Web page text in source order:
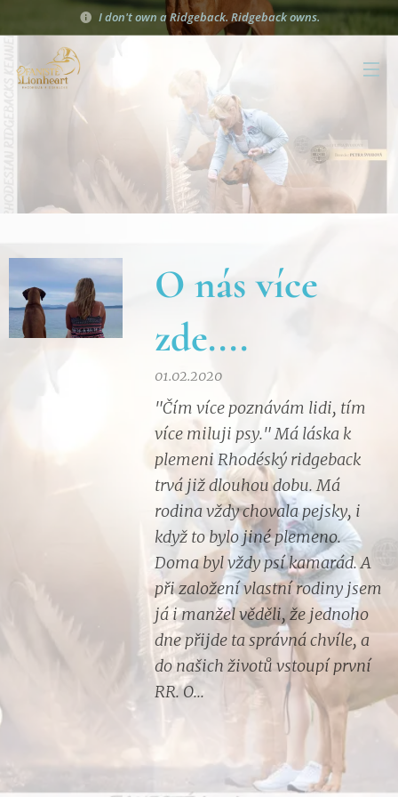
I don't own a Ridgeback. Ridgeback owns.
O nás více
zde....
01.02.2020
"Čím více poznávám lidi, tím
více miluji psy." Má láska k
plemeni Rhodéský ridgeback
trvá již dlouhou dobu. Má
rodina vždy chovala pejsky, i
když to bylo jiné plemeno.
Doma byl vždy psí kamarád. A
při založení vlastní rodiny jsem
já i manžel věděli, že jednoho
dne přijde ta správná chvíle, a
do našich životů vstoupí první
RR. O...